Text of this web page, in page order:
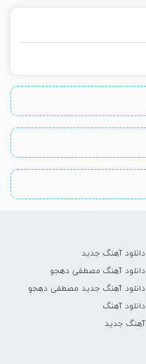
دانلود آهنگ جدید
دانلود آهنگ مصطفی دهجو
دانلود آهنگ جدید مصطفی دهجو
دانلود آهنگ
آهنگ جدید